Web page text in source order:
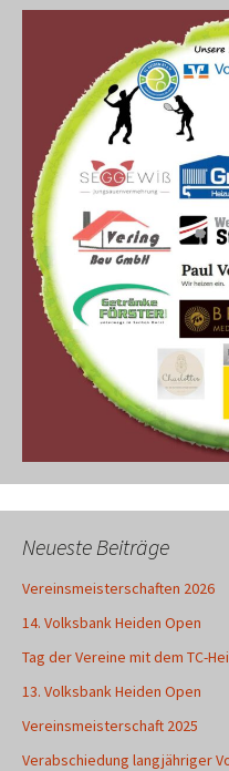
Neueste Beiträge
Vereinsmeisterschaften 2026
14. Volksbank Heiden Open
Tag der Vereine mit dem TC-
13. Volksbank Heiden Open
Vereinsmeisterschaft 2025
Verabschiedung langjähriger